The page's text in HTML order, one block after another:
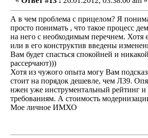
А в чем проблема с прицелом? Я
просто понимать , что такое процесс
на него с необходимым перечнем. Хотя
или в его конструктив введены
Вам будет спасться спокойней и
рассерчают)))
Хотя из чужого опыта могу Вам
стоит на порядок дешевле, чем Л39.
нжен уже инструментальный рейтинг и
требованиям. А стоимость
Мое личное ИМХО